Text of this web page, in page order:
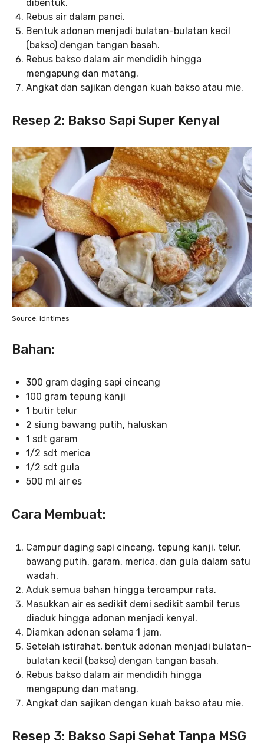
dibentuk.
Rebus air dalam panci.
Bentuk adonan menjadi bulatan-bulatan kecil
(bakso) dengan tangan basah.
Rebus bakso dalam air mendidih hingga
mengapung dan matang.
Angkat dan sajikan dengan kuah bakso atau mie.
Resep 2: Bakso Sapi Super Kenyal
Source: idntimes
Bahan:
300 gram daging sapi cincang
100 gram tepung kanji
1 butir telur
2 siung bawang putih, haluskan
1 sdt garam
1/2 sdt merica
1/2 sdt gula
500 ml air es
Cara Membuat:
Campur daging sapi cincang, tepung kanji, telur,
bawang putih, garam, merica, dan gula dalam satu
wadah.
Aduk semua bahan hingga tercampur rata.
Masukkan air es sedikit demi sedikit sambil terus
diaduk hingga adonan menjadi kenyal.
Diamkan adonan selama 1 jam.
Setelah istirahat, bentuk adonan menjadi bulatan-
bulatan kecil (bakso) dengan tangan basah.
Rebus bakso dalam air mendidih hingga
mengapung dan matang.
Angkat dan sajikan dengan kuah bakso atau mie.
Resep 3: Bakso Sapi Sehat Tanpa MSG